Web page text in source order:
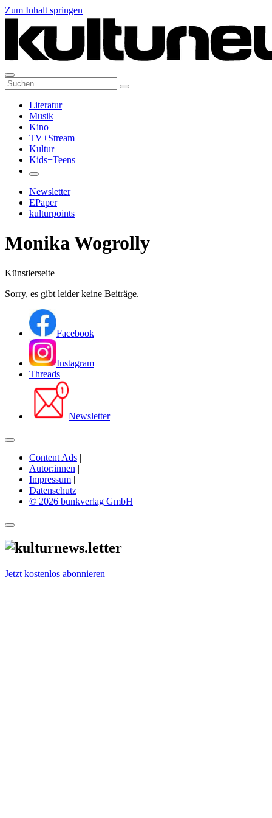
Zum Inhalt springen
Suche:
Literatur
Musik
Kino
TV+Stream
Kultur
Kids+Teens
Newsletter
EPaper
kulturpoints
Monika Wogrolly
Künstlerseite
Sorry, es gibt leider keine Beiträge.
Facebook
Instagram
Threads
Newsletter
Content Ads |
Autor:innen |
Impressum |
Datenschutz |
© 2026 bunkverlag GmbH
Jetzt kostenlos abonnieren